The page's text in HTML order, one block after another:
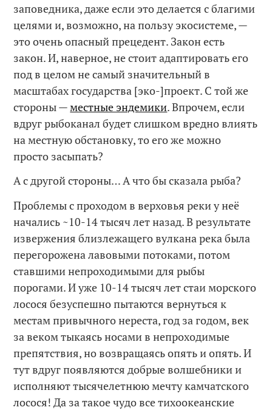
заповедника, даже если это делается с благими
целями и, возможно, на пользу экосистеме, —
это очень опасный прецедент. Закон есть
закон. И, наверное, не стоит адаптировать его
под в целом не самый значительный в
масштабах государства [эко-]проект. С той же
стороны —местные эндемики. Впрочем, если
вдруг рыбоканал будет слишком вредно влиять
на местную обстановку, то его же можно
просто засыпать?
А с другой стороны… А что бы сказала рыба?
Проблемы с проходом в верховья реки у неё
начались ~10-14 тысяч лет назад. В результате
извержения близлежащего вулкана река была
перегорожена лавовыми потоками, потом
ставшими непроходимыми для рыбы
порогами. И уже 10-14 тысяч лет стаи морского
лосося безуспешно пытаются вернуться к
местам привычного нереста, год за годом, век
за веком тыкаясь носами в непроходимые
препятствия, но возвращаясь опять и опять. И
тут вдруг появляются добрые волшебники и
исполняют тысячелетнюю мечту камчатского
лосося! Да за такое чудо все тихоокеанские